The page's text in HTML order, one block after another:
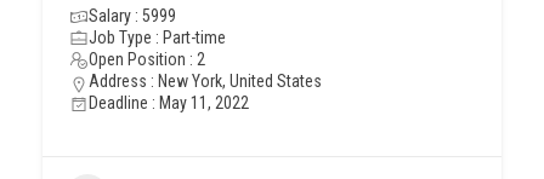
Salary : 5999
Job Type : Part-time
Open Position : 2
Address : New York, United States
Deadline : May 11, 2022